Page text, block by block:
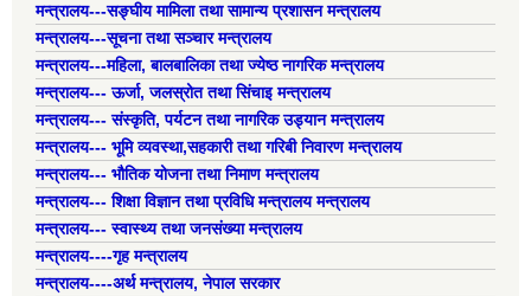
मन्त्रालय---सङ्घीय मामिला तथा सामान्य प्रशासन मन्त्रालय
मन्त्रालय---सूचना तथा सञ्चार मन्त्रालय
मन्त्रालय---महिला, बालबालिका तथा ज्येष्ठ नागरिक मन्त्रालय
मन्त्रालय--- ऊर्जा, जलस्रोत तथा सिंचाइ मन्त्रालय
मन्त्रालय--- संस्कृति, पर्यटन तथा नागरिक उड्यान मन्त्रालय
मन्त्रालय--- भूमि व्यवस्था,सहकारी तथा गरिबी निवारण मन्त्रालय
मन्त्रालय--- भौतिक योजना तथा निमाण मन्त्रालय
मन्त्रालय--- शिक्षा विज्ञान तथा प्रविधि मन्त्रालय मन्त्रालय
मन्त्रालय--- स्वास्थ्य तथा जनसंख्या मन्त्रालय
मन्त्रालय----गृह मन्त्रालय
मन्त्रालय----अर्थ मन्त्रालय, नेपाल सरकार